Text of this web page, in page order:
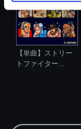
【単曲】ストリー
トファイター...